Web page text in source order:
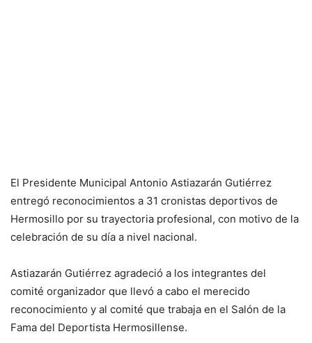
El Presidente Municipal Antonio Astiazarán Gutiérrez
entregó reconocimientos a 31 cronistas deportivos de
Hermosillo por su trayectoria profesional, con motivo de la
celebración de su día a nivel nacional.
Astiazarán Gutiérrez agradeció a los integrantes del
comité organizador que llevó a cabo el merecido
reconocimiento y al comité que trabaja en el Salón de la
Fama del Deportista Hermosillense.